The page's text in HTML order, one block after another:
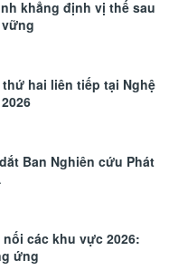
khẳng định vị thế sau
hai liên tiếp tại Nghệ
Ban Nghiên cứu Phát
các khu vực 2026:
ứng